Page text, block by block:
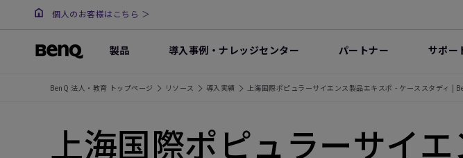
個人のお客様はこちら ＞
製品 導入事例・ナレッジセンター パートナー サポー
BenQ 法人・教育 トップページ リソース 導入実績 上海国際ポピュラーサイエンス製品エキスポ - ケーススタディ |
上海国際ポピュラーサイ